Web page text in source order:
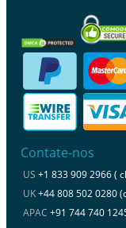
Contate-nos
US +1 833 909 2966 (
UK+44 808 502 0280
APAC +91 744 740